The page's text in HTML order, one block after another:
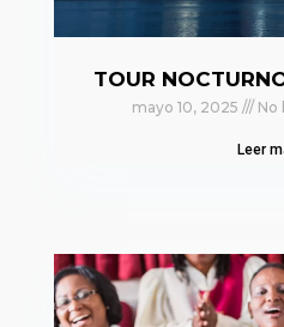
TOUR
mayo 10, 2025 No
Leer